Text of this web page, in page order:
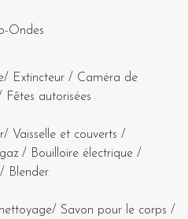
Ondes
/ Extincteur / Caméra de
Fêtes autorisées
/ Vaisselle et couverts /
/ Bouilloire électrique /
/ Blender
/ Savon pour le corps /